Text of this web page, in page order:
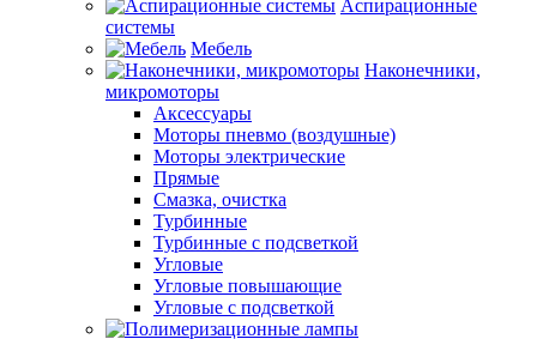
Аспирационные
системы
Мебель
Наконечники,
микромоторы
Аксессуары
Моторы пневмо (воздушные)
Моторы электрические
Прямые
Смазка, очистка
Турбинные
Турбинные с подсветкой
Угловые
Угловые повышающие
Угловые с подсветкой